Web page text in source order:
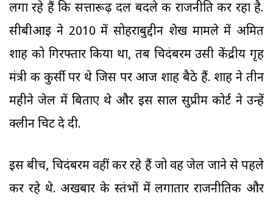
लगा रहे हैं कि सत्तारूढ़ दल बदले की राजनीति कर रहा है.
सीबीआइ ने 2010 में सोहराबुद्दीन शेख मामले में अमित
शाह को गिरफ्तार किया था, तब चिदंबरम उसी केंद्रीय गृह
मंत्री की कुर्सी पर थे जिस पर आज शाह बैठे हैं. शाह ने तीन
महीने जेल में बिताए थे और इस साल सुप्रीम कोर्ट ने उन्हें
क्लीन चिट दे दी.
इस बीच, चिदंबरम वहीं कर रहे हैं जो वह जेल जाने से पहले
कर रहे थे. अखबार के स्तंभों में लगातार राजनीतिक और